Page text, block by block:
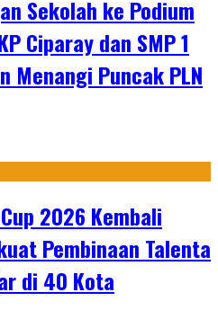
Sekolah ke Podium
Ciparay dan SMP 1
Menangi Puncak PLN
2026 Kembali
Pembinaan Talenta
di 40 Kota